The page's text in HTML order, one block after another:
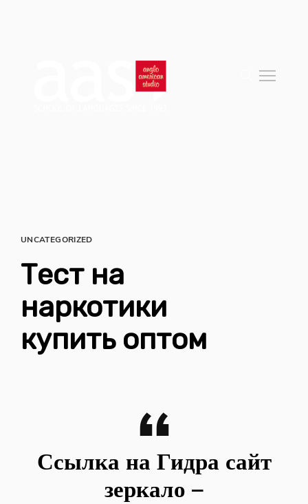
UNCATEGORIZED
Тест на
наркотики
купить оптом
Ссылка на Гидра сайт
зеркало –